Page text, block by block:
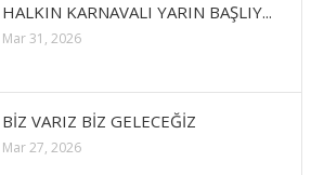
HALKIN KARNAVALI YARIN BAŞLIY...
Mar 31, 2026
BİZ VARIZ BİZ GELECEĞİZ
Mar 27, 2026